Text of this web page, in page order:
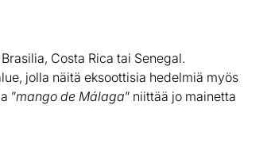
Costa Rica tai Senegal.
jolla näitä eksoottisia hedelmiä myös
”mango de Málaga” niittää jo mainetta